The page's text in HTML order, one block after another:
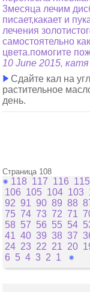
3месяца лечим
писает,какает и
лечения
самостоятельно
цвета.помогите
10 June 2015, катя
Сдайте кал на
растительное
день.
Страница 108
118 117 116 115
106 105 104 103
92 91 90 89 88
75 74 73 72 71
58 57 56 55 54
41 40 39 38 37
24 23 22 21 20
6 5 4 3 2 1